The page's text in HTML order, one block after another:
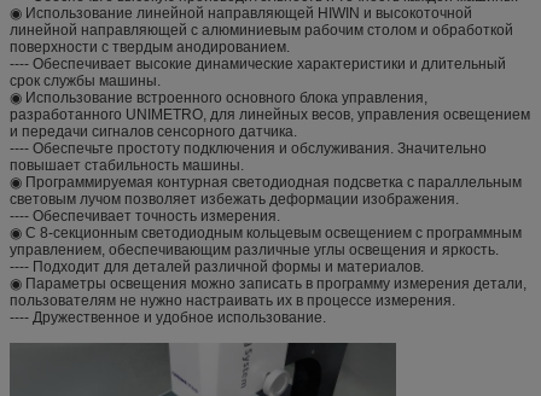
◉ Использование линейной направляющей HIWIN и высокоточной
линейной направляющей с алюминиевым рабочим столом и обработкой
поверхности с твердым анодированием.
---- Обеспечивает высокие динамические характеристики и длительный
срок службы машины.
◉ Использование встроенного основного блока управления,
разработанного UNIMETRO, для линейных весов, управления освещением
и передачи сигналов сенсорного датчика.
---- Обеспечьте простоту подключения и обслуживания. Значительно
повышает стабильность машины.
◉ Программируемая контурная светодиодная подсветка с параллельным
световым лучом позволяет избежать деформации изображения.
---- Обеспечивает точность измерения.
◉ С 8-секционным светодиодным кольцевым освещением с программным
управлением, обеспечивающим различные углы освещения и яркость.
---- Подходит для деталей различной формы и материалов.
◉ Параметры освещения можно записать в программу измерения детали,
пользователям не нужно настраивать их в процессе измерения.
---- Дружественное и удобное использование.